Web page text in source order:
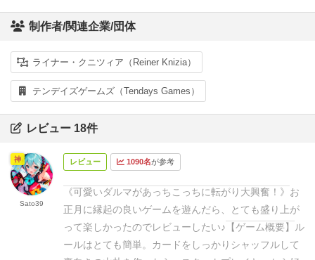
制作者/関連企業/団体
ライナー・クニツィア（Reiner Knizia）
テンデイズゲームズ（Tendays Games）
レビュー 18件
レビュー 1090名が参考
《可愛いダルマがあっちこっちに転がり大興奮！》 お
正月に縁起の良いゲームを遊んだら、とても盛り上が
って楽しかったのでレビューしたい♪ 【ゲーム概要】
ル
ールはとても簡単。カードをしっかりシャッフルして
神
Sato39